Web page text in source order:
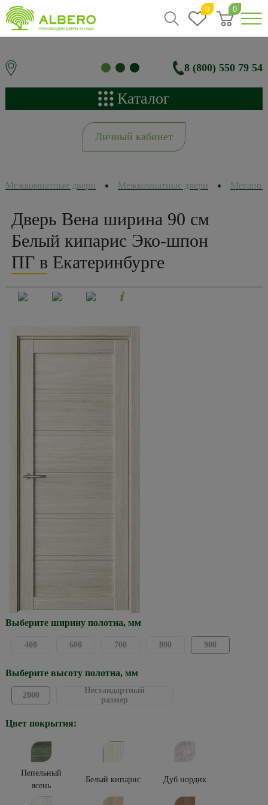
0 0
8 (800) 550 79 54
Каталог
Личный кабинет
Межкомнатные двери Межкомнатные двери
Дверь Вена ширина 90 см
Белый кипарис Эко-шпон
ПГ в Екатеринбурге
Выберите ширину полотна, мм
400 600 700 800 900
Выберите высоту полотна, мм
2000
Нестандартный
размер
Цвет покрытия:
Пепельный
ясень
Белый кипарис Дуб нордик